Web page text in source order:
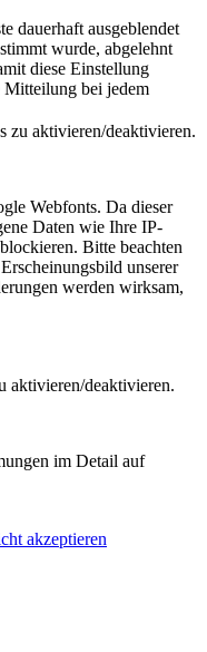
dauerhaft ausgeblendet
wurde, abgelehnt
diese Einstellung
bei jedem
zu aktivieren/deaktivieren.
Webfonts. Da dieser
Daten wie Ihre IP-
Bitte beachten
unserer
werden wirksam,
aktivieren/deaktivieren.
im Detail auf
akzeptieren